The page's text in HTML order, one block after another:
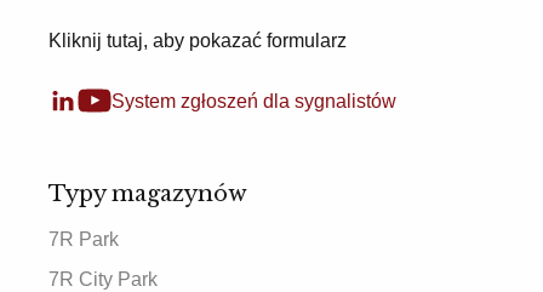
Kliknij tutaj, aby pokazać formularz
System zgłoszeń dla sygnalistów
Typy magazynów
7R Park
7R City Park